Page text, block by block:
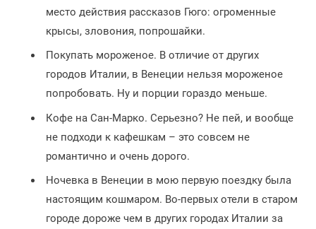
место действия рассказов Гюго: огроменные
крысы, зловония, попрошайки.
Покупать мороженое. В отличие от других
городов Италии, в Венеции нельзя мороженое
попробовать. Ну и порции гораздо меньше.
Кофе на Сан-Марко. Серьезно? Не пей, и вообще
не подходи к кафешкам – это совсем не
романтично и очень дорого.
Ночевка в Венеции в мою первую поездку была
настоящим кошмаром. Во-первых отели в старом
городе дороже чем в других городах Италии за